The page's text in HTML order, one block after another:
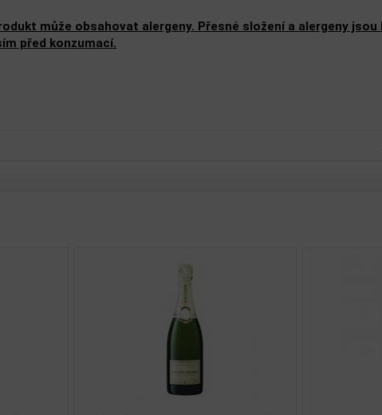
může obsahovat alergeny. Přesné složení a alergeny jsou
před konzumací.